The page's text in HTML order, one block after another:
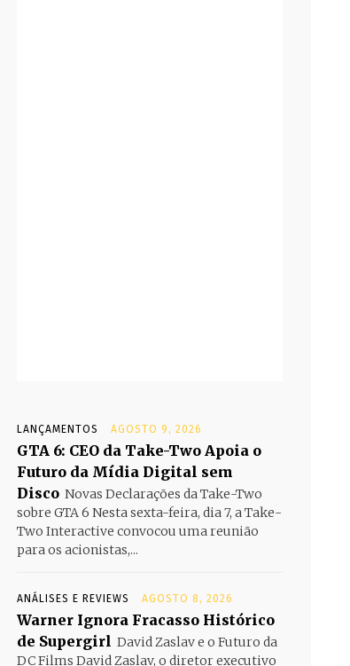
LANÇAMENTOS AGOSTO 9, 2026
GTA 6: CEO da Take-Two Apoia o
Futuro da Mídia Digital sem
Disco Novas Declarações da Take-Two
sobre GTA 6 Nesta sexta-feira, dia 7, a Take-
Two Interactive convocou uma reunião
para os acionistas,...
ANÁLISES E REVIEWS AGOSTO 8, 2026
Warner Ignora Fracasso Histórico
de Supergirl David Zaslav e o Futuro da
DC Films David Zaslav, o diretor executivo